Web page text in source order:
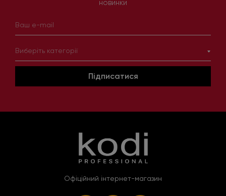
новинки
Виберіть категорії
Підписатися
Офіційний інтернет-магазин